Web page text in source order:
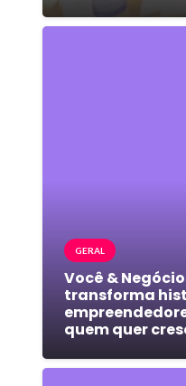
GERAL
Você &
transforma
quem quer